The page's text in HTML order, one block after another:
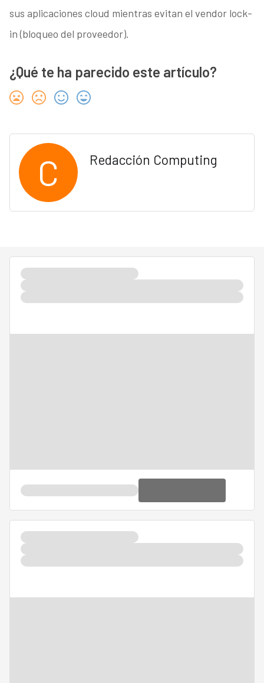
sus aplicaciones cloud mientras evitan el vendor lock-
in (bloqueo del proveedor).
¿Qué te ha parecido este artículo?
C Redacción Computing